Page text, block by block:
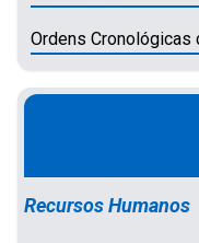
Ordens Cronológicas
Recursos Humanos